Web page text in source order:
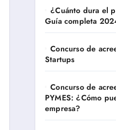
¿Cuánto dura el
Guía completa
Concurso de
Startups
Concurso de
PYMES: ¿Cómo
empresa?